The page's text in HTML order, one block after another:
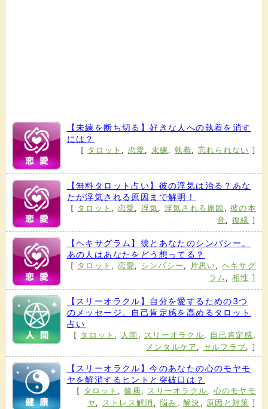
【未練を断ち切る】好きな人への執着を消す
には？
[ タロット , 恋愛, 未練 , 執着, 忘れられない ]
【無料タロット占い】彼の浮気は治る？あな
たが浮気される原因まで解明！
[ タロット , 恋愛, 浮気, 浮気される原因 ,彼の本
音, 復縁 ]
【ヘキサグラム】彼とあなたのシンパシー。
あの人はあなたをどう想ってる？
[ タロット , 恋愛, シンパシー , 片思い, ヘキサグ
ラム , 相性 ]
【スリーオラクル】自分を愛するための3つ
のメッセージ。自己肯定感を高めるタロット
占い
[ タロット , 人間 , スリーオラクル, 自己肯定感 ,
メンタルケア , セルフラブ, ]
【スリーオラクル】今のあなたの心のモヤモ
ヤを解消するヒントと突破口は？
[ タロット ,健康, スリーオラクル, 心のモヤモ
ヤ , ストレス解消 ,悩み ,解決 , 原因と対策 ]